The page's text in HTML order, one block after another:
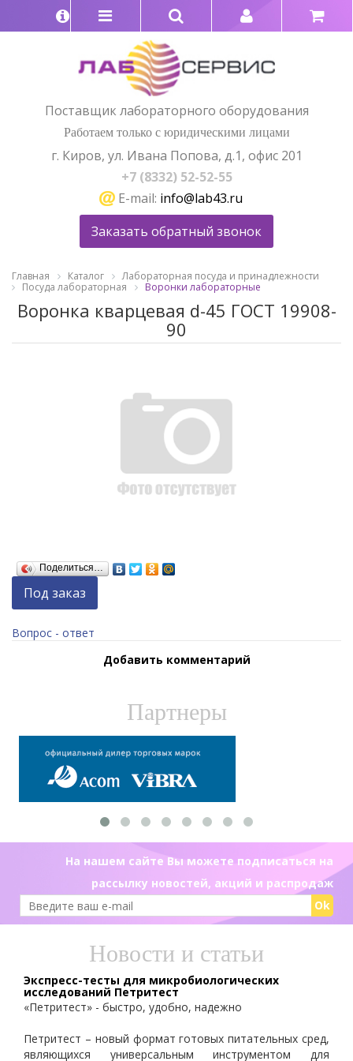
Поставщик лабораторного оборудования
Работаем только с юридическими лицами
г. Киров, ул. Ивана Попова, д.1, офис 201
+7 (8332) 52-52-55
E-mail: info@lab43.ru
Заказать обратный звонок
Главная Каталог
Лабораторная посуда и принадлежности
Посуда лабораторная
Воронки лабораторные
Воронка кварцевая d-45 ГОСТ 19908-
90
Поделиться…
Под заказ
Вопрос - ответ
Добавить комментарий
Партнеры
На нашем сайте Вы можете подписаться на
рассылку новостей, акций и распродаж
Ok
Новости и статьи
Экспресс-тесты для микробиологических
исследований Петритест
«Петритест» - быстро, удобно, надежно
Петритест – новый формат готовых питательных сред,
являющихся универсальным инструментом для